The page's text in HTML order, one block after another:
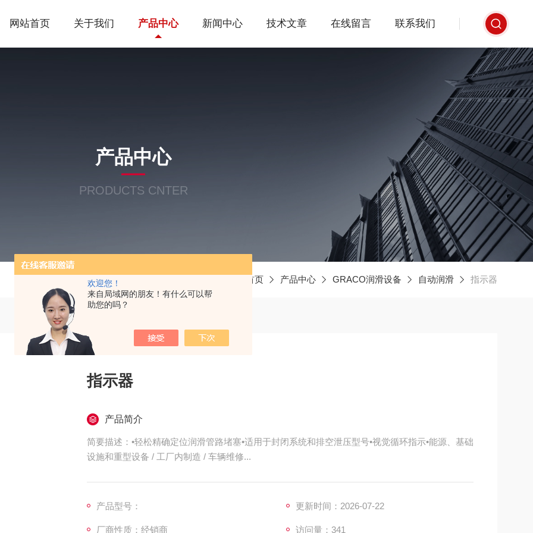
欢迎您！
来自局域网的朋友！有什么可以帮
助您的吗？
网站首页 关于我们 产品中心 新闻中心 技术文章 在线留言 联系我们
产品中心
PRODUCTS CNTER
首页 产品中心 GRACO润滑设备 自动润滑 指示器
指示器
产品简介
简要描述：•轻松精确定位润滑管路堵塞•适用于封闭系统和排空泄压型号•视觉循环指示•能源、基础
设施和重型设备 / 工厂内制造 / 车辆维修...
产品型号： 更新时间：2026-07-22
厂商性质：经销商 访问量：341